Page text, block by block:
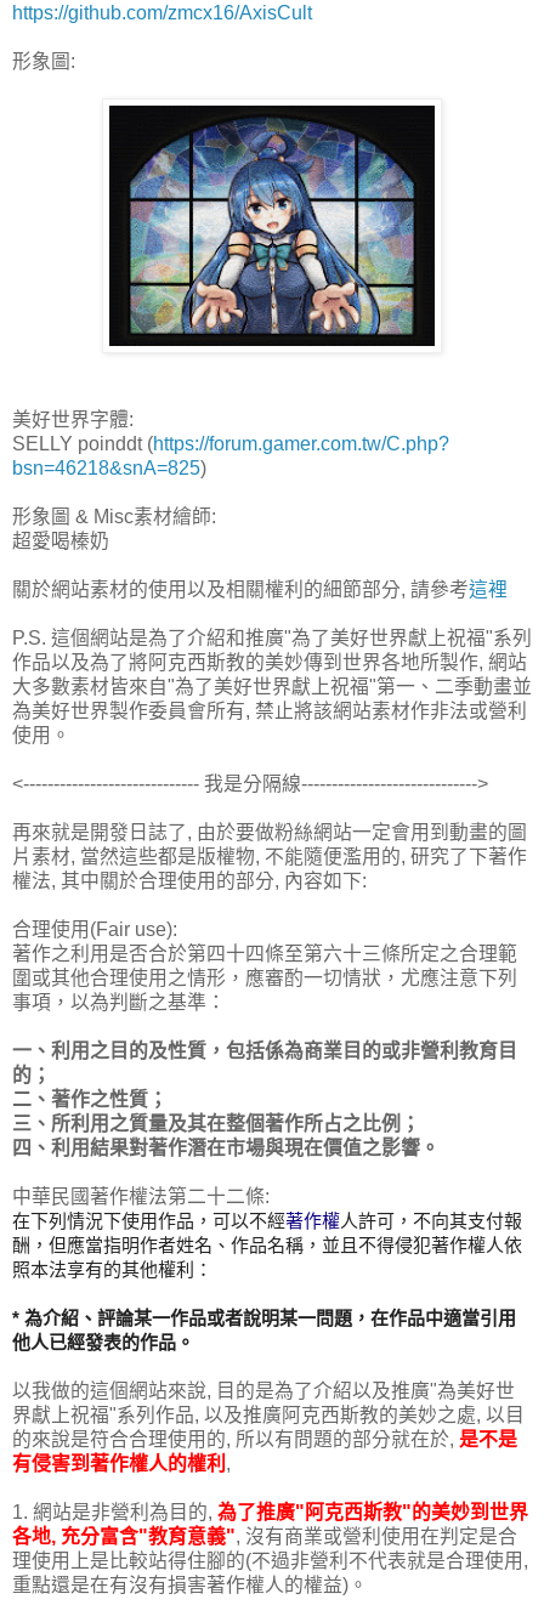
https://github.com/zmcx16/AxisCult
形象圖:
美好世界字體:
SELLY poinddt (https://forum.gamer.com.tw/C.php?
bsn=46218&snA=825)
形象圖 & Misc素材繪師:
超愛喝榛奶
關於網站素材的使用以及相關權利的細節部分, 請參考這裡
P.S. 這個網站是為了介紹和推廣"為了美好世界獻上祝福"系列
作品以及為了將阿克西斯教的美妙傳到世界各地所製作, 網站
大多數素材皆來自"為了美好世界獻上祝福"第一、二季動畫並
為美好世界製作委員會所有, 禁止將該網站素材作非法或營利
使用。
<----------------------------- 我是分隔線----------------------------->
再來就是開發日誌了, 由於要做粉絲網站一定會用到動畫的圖
片素材, 當然這些都是版權物, 不能隨便濫用的, 研究了下著作
權法, 其中關於合理使用的部分, 內容如下:
合理使用(Fair use):
著作之利用是否合於第四十四條至第六十三條所定之合理範
圍或其他合理使用之情形，應審酌一切情狀，尤應注意下列
事項，以為判斷之基準：
一、利用之目的及性質，包括係為商業目的或非營利教育目
的；
二、著作之性質；
三、所利用之質量及其在整個著作所占之比例；
四、利用結果對著作潛在市場與現在價值之影響。
中華民國著作權法第二十二條:
在下列情況下使用作品，可以不經著作權人許可，不向其支付報
酬，但應當指明作者姓名、作品名稱，並且不得侵犯著作權人依
照本法享有的其他權利：
* 為介紹、評論某一作品或者說明某一問題，在作品中適當引用
他人已經發表的作品。
以我做的這個網站來說, 目的是為了介紹以及推廣"為美好世
界獻上祝福"系列作品, 以及推廣阿克西斯教的美妙之處, 以目
的來說是符合合理使用的, 所以有問題的部分就在於, 是不是
有侵害到著作權人的權利 ,
1. 網站是非營利為目的, 為了推廣"阿克西斯教"的美妙到世界
各地, 充分富含"教育意義", 沒有商業或營利使用在判定是合
理使用上是比較站得住腳的(不過非營利不代表就是合理使用,
重點還是在有沒有損害著作權人的權益)。